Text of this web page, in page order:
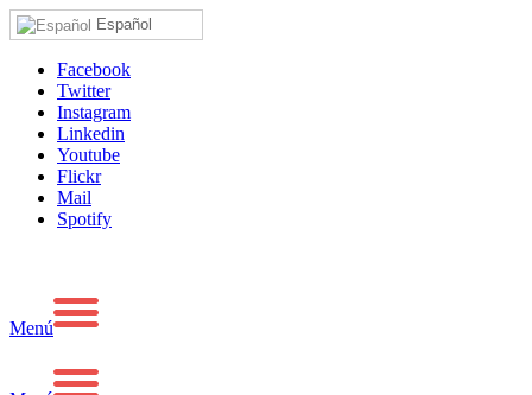
Español
Facebook
Twitter
Instagram
Linkedin
Youtube
Flickr
Mail
Spotify
Menú